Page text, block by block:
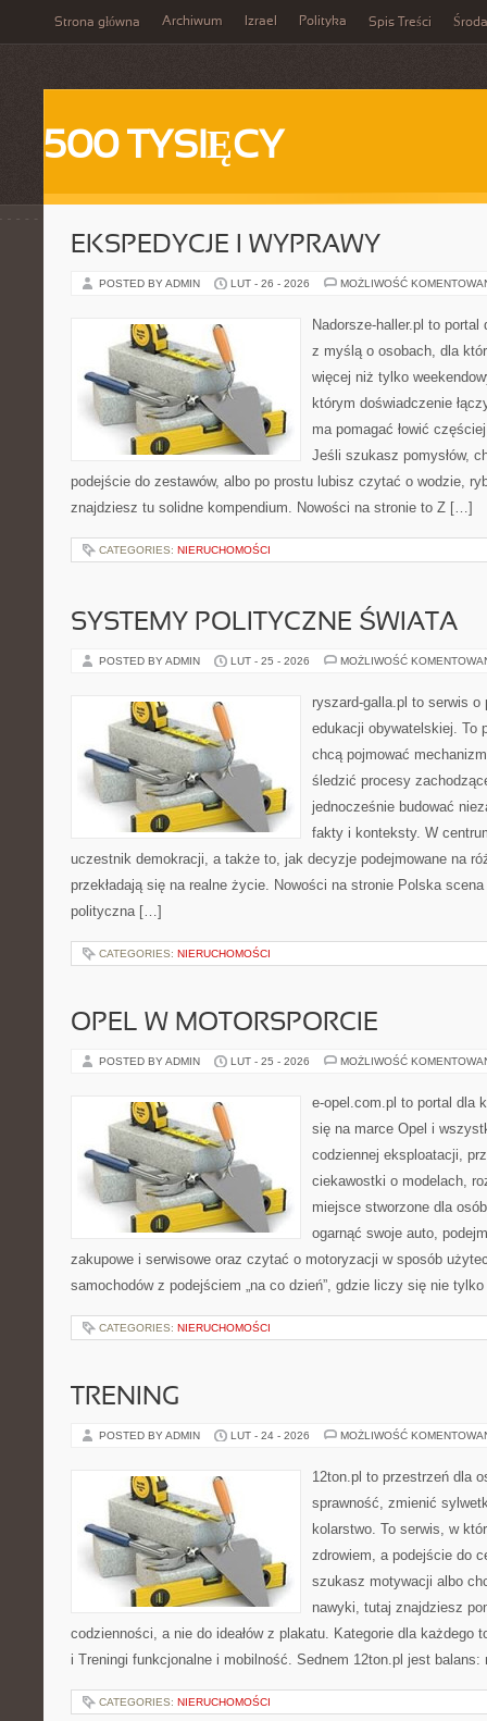
Strona główna Archiwum Izrael Polityka Spis Treści Środa
500 TYSIĘCY
EKSPEDYCJE I WYPRAWY
POSTED BY ADMIN LUT - 26 - 2026 MOŻLIWOŚĆ
Nadorsze-haller.pl to portal
z myślą o osobach, dla
więcej niż tylko
którym doświadczenie
ma pomagać łowić
Jeśli szukasz pomysłów,
podejście do zestawów, albo po prostu lubisz czytać o wodzie,
znajdziesz tu solidne kompendium. Nowości na stronie to Z […]
CATEGORIES: NIERUCHOMOŚCI
SYSTEMY POLITYCZNE ŚWIATA
POSTED BY ADMIN LUT - 25 - 2026 MOŻLIWOŚĆ
ryszard-galla.pl to serwis
edukacji obywatelskiej. To
chcą pojmować
śledzić procesy
jednocześnie budować
fakty i konteksty. W
uczestnik demokracji, a także to, jak decyzje podejmowane na
przekładają się na realne życie. Nowości na stronie Polska
polityczna […]
CATEGORIES: NIERUCHOMOŚCI
OPEL W MOTORSPORCIE
POSTED BY ADMIN LUT - 25 - 2026 MOŻLIWOŚĆ
e-opel.com.pl to portal dla
się na marce Opel i
codziennej eksploatacji,
ciekawostki o modelach,
miejsce stworzone dla
ogarnąć swoje auto,
zakupowe i serwisowe oraz czytać o motoryzacji w sposób
samochodów z podejściem „na co dzień”, gdzie liczy się nie
CATEGORIES: NIERUCHOMOŚCI
TRENING
POSTED BY ADMIN LUT - 24 - 2026 MOŻLIWOŚĆ
12ton.pl to przestrzeń dla
sprawność, zmienić
kolarstwo. To serwis, w
zdrowiem, a podejście do
szukasz motywacji albo
nawyki, tutaj znajdziesz
codzienności, a nie do ideałów z plakatu. Kategorie dla każdego
i Treningi funkcjonalne i mobilność. Sednem 12ton.pl jest
CATEGORIES: NIERUCHOMOŚCI